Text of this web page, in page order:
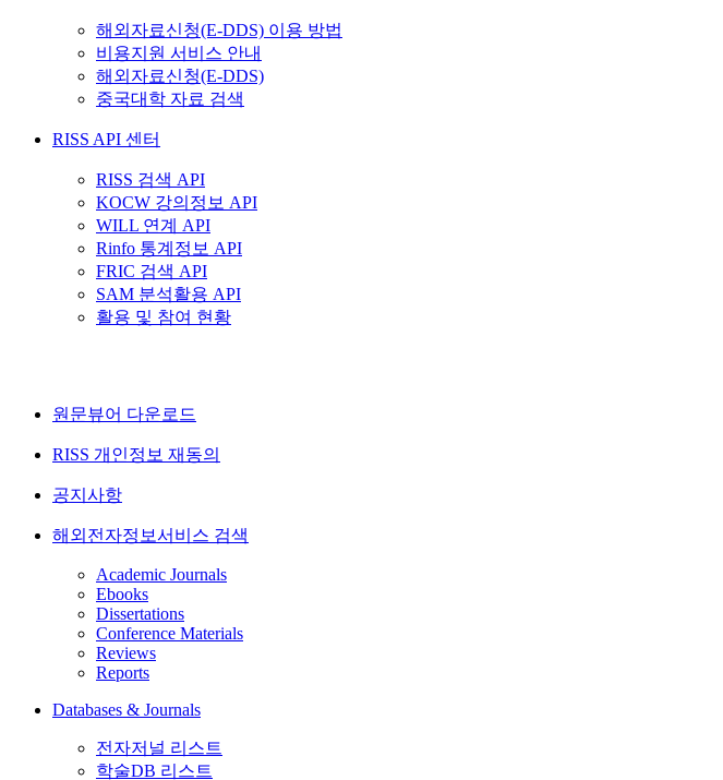
해외자료신청(E-DDS) 이용 방법
비용지원 서비스 안내
해외자료신청(E-DDS)
중국대학 자료 검색
RISS API 센터
RISS 검색 API
KOCW 강의정보 API
WILL 연계 API
Rinfo 통계정보 API
FRIC 검색 API
SAM 분석활용 API
활용 및 참여 현황
원문뷰어 다운로드
RISS 개인정보 재동의
공지사항
해외전자정보서비스 검색
Academic Journals
Ebooks
Dissertations
Conference Materials
Reviews
Reports
Databases & Journals
전자저널 리스트
학술DB 리스트